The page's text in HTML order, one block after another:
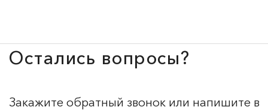
Остались вопросы?
Закажите обратный звонок или напишите в